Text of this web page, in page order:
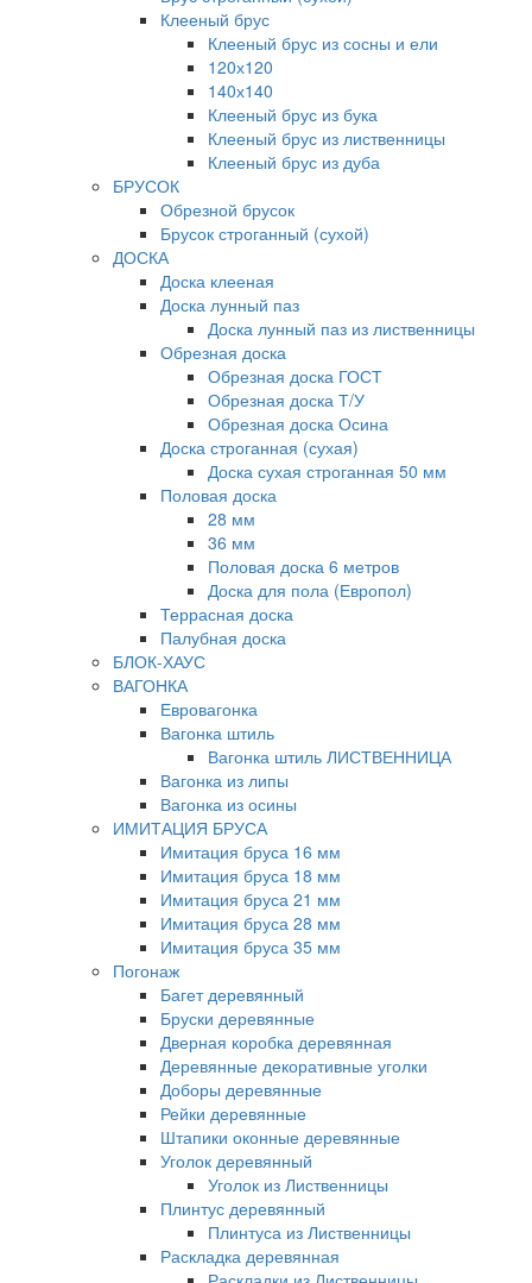
Клееный брус
Клееный брус из сосны и ели
120х120
140х140
Клееный брус из бука
Клееный брус из лиственницы
Клееный брус из дуба
БРУСОК
Обрезной брусок
Брусок строганный (сухой)
ДОСКА
Доска клееная
Доска лунный паз
Доска лунный паз из лиственницы
Обрезная доска
Обрезная доска ГОСТ
Обрезная доска Т/У
Обрезная доска Осина
Доска строганная (сухая)
Доска сухая строганная 50 мм
Половая доска
28 мм
36 мм
Половая доска 6 метров
Доска для пола (Европол)
Террасная доска
Палубная доска
БЛОК-ХАУС
ВАГОНКА
Евровагонка
Вагонка штиль
Вагонка штиль ЛИСТВЕННИЦА
Вагонка из липы
Вагонка из осины
ИМИТАЦИЯ БРУСА
Имитация бруса 16 мм
Имитация бруса 18 мм
Имитация бруса 21 мм
Имитация бруса 28 мм
Имитация бруса 35 мм
Погонаж
Багет деревянный
Бруски деревянные
Дверная коробка деревянная
Деревянные декоративные уголки
Доборы деревянные
Рейки деревянные
Штапики оконные деревянные
Уголок деревянный
Уголок из Лиственницы
Плинтус деревянный
Плинтуса из Лиственницы
Раскладка деревянная